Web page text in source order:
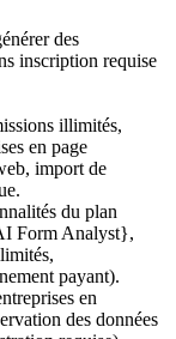
des
inscription requise
illimités,
en page
import de
du plan
Form Analyst},
payant).
en
des données